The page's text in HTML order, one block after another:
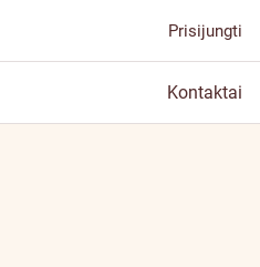
Prisijungti
Kontaktai